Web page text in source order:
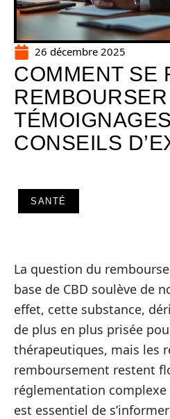
26 décembre 2025
COMMENT SE
CONSEILS
SANTÉ
La question du
base de CBD soulève de
effet, cette substance,
de plus en plus prisée
thérapeutiques, mais les
remboursement restent
réglementation
est essentiel de